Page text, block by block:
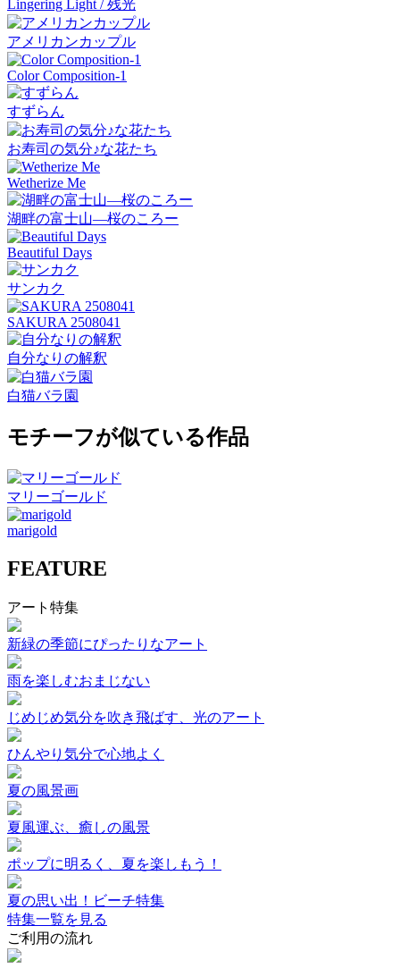
Lingering Light / 残光
アメリカンカップル
Color Composition-1
すずらん
お寿司の気分♪な花たち
Wetherize Me
湖畔の富士山―桜のころー
Beautiful Days
サンカク
SAKURA 2508041
自分なりの解釈
白猫バラ園
モチーフが似ている作品
マリーゴールド
marigold
FEATURE
アート特集
新緑の季節にぴったりなアート
雨を楽しむおまじない
じめじめ気分を吹き飛ばす、光のアート
ひんやり気分で心地よく
夏の風景画
夏風運ぶ、癒しの風景
ポップに明るく、夏を楽しもう！
夏の思い出！ビーチ特集
特集一覧を見る
ご利用の流れ